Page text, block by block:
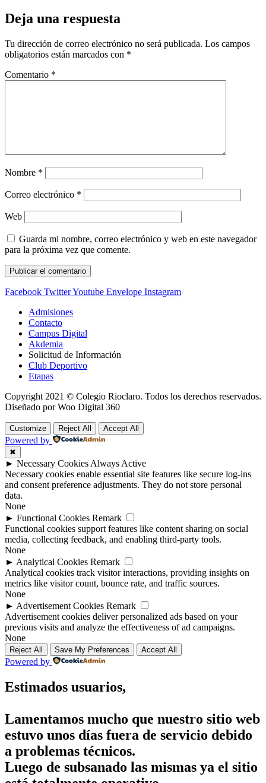
Deja una respuesta
Tu dirección de correo electrónico no será publicada. Los campos
obligatorios están marcados con *
Comentario *
Nombre *
Correo electrónico *
Web
Guarda mi nombre, correo electrónico y web en este navegador
para la próxima vez que comente.
Facebook TwitterYoutube Envelope Instagram
Admisiones
Contacto
Campus Digital
Akdemia
Solicitud de Información
Club Deportivo
Etapas
Copyright 2021 © Colegio Rioclaro. Todos los derechos reservados.
Diseñado por Woo Digital 360
Customize Reject All Accept All
Powered by
✖
► Necessary Cookies Always Active
Necessary cookies enable essential site features like secure log-ins
and consent preference adjustments. They do not store personal
data.
None
► Functional Cookies Remark
Functional cookies support features like content sharing on social
media, collecting feedback, and enabling third-party tools.
None
► Analytical Cookies Remark
Analytical cookies track visitor interactions, providing insights on
metrics like visitor count, bounce rate, and traffic sources.
None
► Advertisement Cookies Remark
Advertisement cookies deliver personalized ads based on your
previous visits and analyze the effectiveness of ad campaigns.
None
Reject All Save My Preferences Accept All
Powered by
Estimados usuarios,
Lamentamos mucho que nuestro sitio web
estuvo unos días fuera de servicio debido
a problemas técnicos.
Luego de subsanado las mismas ya el sitio